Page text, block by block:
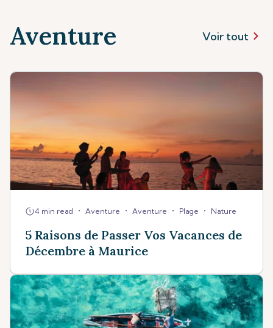
Aventure Voir tout
4 min read • Aventure • Aventure • Plage • Nature
5 Raisons de Passer Vos Vacances de
Décembre à Maurice